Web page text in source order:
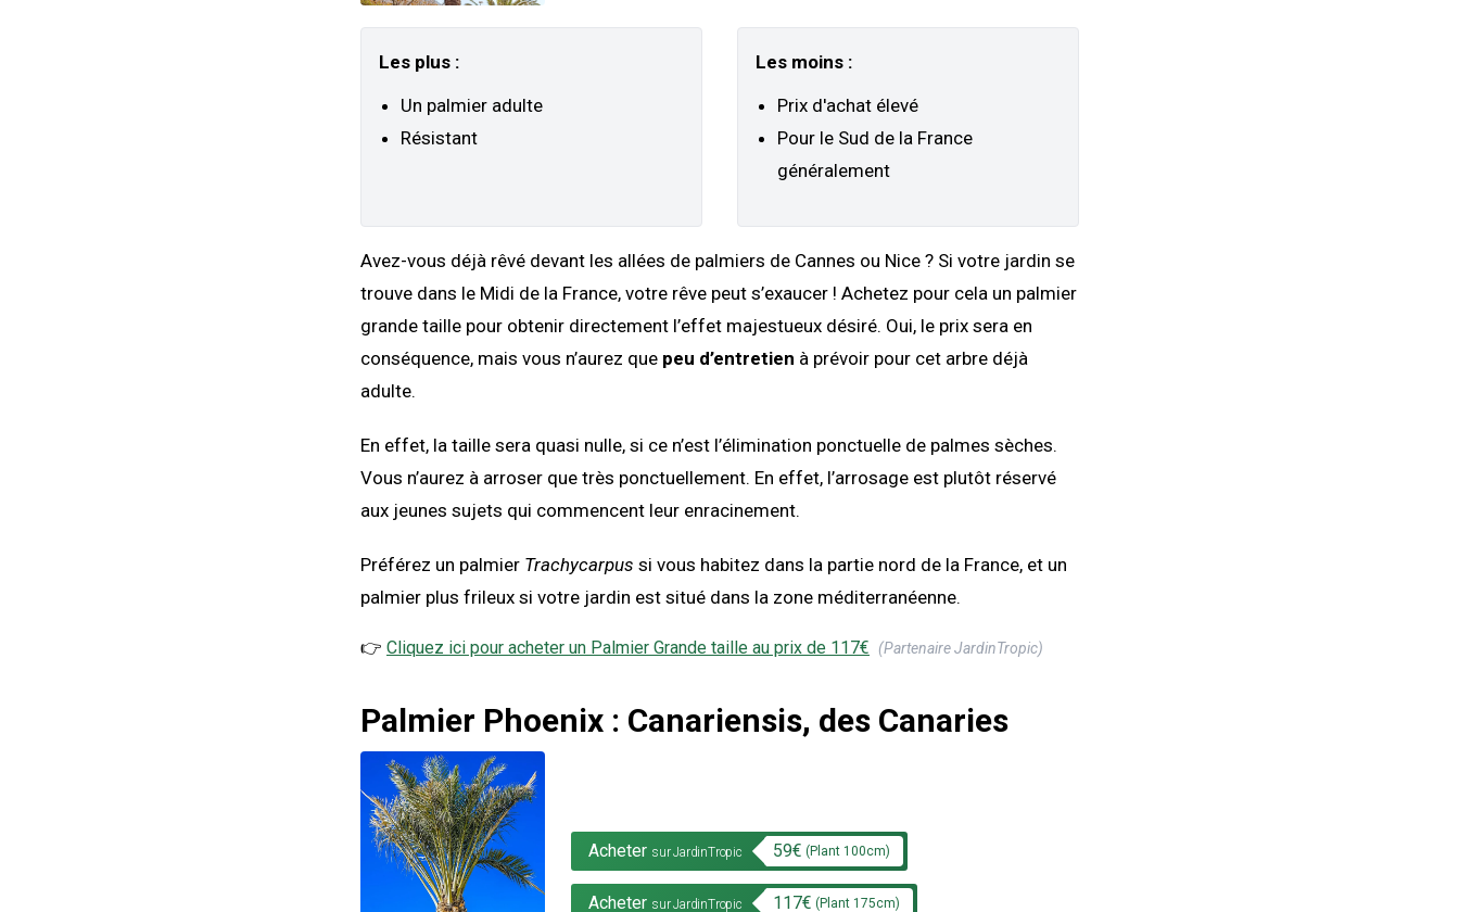
Les plus :
Un palmier adulte
Résistant
Les moins :
Prix d'achat élevé
Pour le Sud de la France
généralement
Avez-vous déjà rêvé devant les allées de palmiers de Cannes ou Nice ? Si votre jardin se
trouve dans le Midi de la France, votre rêve peut s’exaucer ! Achetez pour cela un palmier
grande taille pour obtenir directement l’effet majestueux désiré. Oui, le prix sera en
conséquence, mais vous n’aurez que peu d’entretien à prévoir pour cet arbre déjà
adulte.
En effet, la taille sera quasi nulle, si ce n’est l’élimination ponctuelle de palmes sèches.
Vous n’aurez à arroser que très ponctuellement. En effet, l’arrosage est plutôt réservé
aux jeunes sujets qui commencent leur enracinement.
Préférez un palmier Trachycarpus si vous habitez dans la partie nord de la France, et un
palmier plus frileux si votre jardin est situé dans la zone méditerranéenne.
👉 Cliquez ici pour acheter un Palmier Grande taille au prix de 117€ (Partenaire JardinTropic)
Palmier Phoenix : Canariensis, des Canaries
Acheter sur JardinTropic 59€ (Plant 100cm)
Acheter sur JardinTropic 117€ (Plant 175cm)